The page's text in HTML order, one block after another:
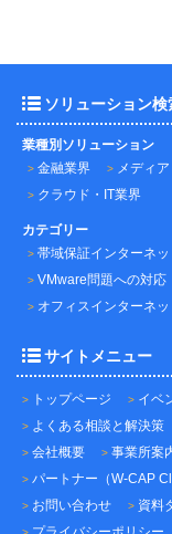
ソリューション検
業種別ソリューション
金融業界
メディ
クラウド・IT業界
カテゴリー
帯域保証インターネッ
VMware問題への対応
オフィスインターネッ
サイトメニュー
トップページ イベ
よくある相談と解決策
会社概要
事業所案
パートナー（W-CAP
お問い合わせ
資料